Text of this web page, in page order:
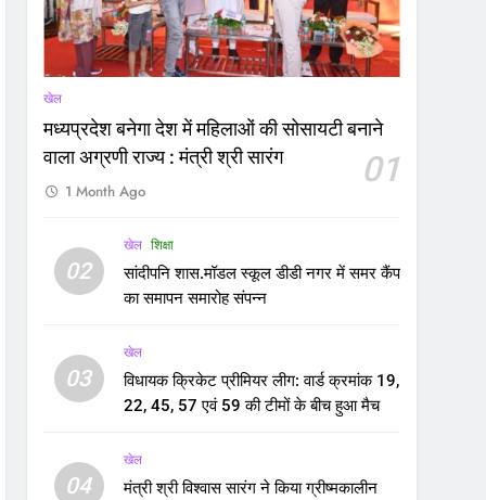
खेल
मध्यप्रदेश बनेगा देश में महिलाओं की सोसायटी बनाने
वाला अग्रणी राज्य : मंत्री श्री सारंग
01
1 Month Ago
02
खेल शिक्षा
सांदीपनि शास.मॉडल स्कूल डीडी नगर में समर कैंप
का समापन समारोह संपन्न
03
खेल
विधायक क्रिकेट प्रीमियर लीग: वार्ड क्रमांक 19,
22, 45, 57 एवं 59 की टीमों के बीच हुआ मैच
04
खेल
मंत्री श्री विश्वास सारंग ने किया ग्रीष्मकालीन